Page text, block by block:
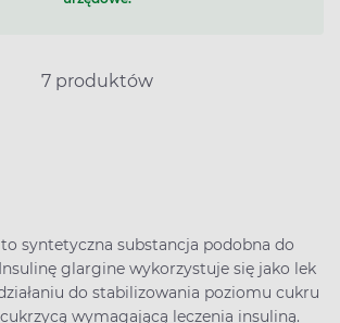
7 produktów
syntetyczna substancja podobna do
glargine wykorzystuje się jako lek
do stabilizowania poziomu cukru
wymagającą leczenia insuliną.